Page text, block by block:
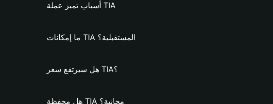
أسباب تميز عملة TIA
ما إمكانات TIA المستقبلية؟
هل سيرتفع سعر TIA؟
هل محفظة TIA مجانية؟